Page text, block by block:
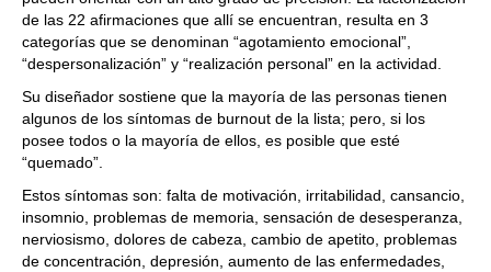
de las 22 afirmaciones que allí se encuentran, resulta en 3
categorías que se denominan “agotamiento emocional”,
“despersonalización” y “realización personal” en la actividad.
Su diseñador sostiene que la mayoría de las personas tienen
algunos de los síntomas de burnout de la lista; pero, si los
posee todos o la mayoría de ellos, es posible que esté
“quemado”.
Estos síntomas son: falta de motivación, irritabilidad, cansancio,
insomnio, problemas de memoria, sensación de desesperanza,
nerviosismo, dolores de cabeza, cambio de apetito, problemas
de concentración, depresión, aumento de las enfermedades,